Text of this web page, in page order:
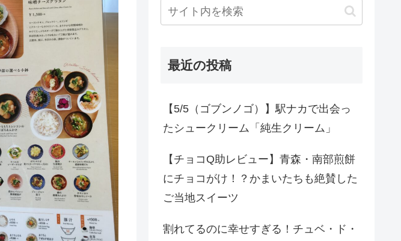
最近の投稿
【5/5（ゴブンノゴ）】駅ナカで出会っ
たシュークリーム「純生クリーム」
【チョコQ助レビュー】青森・南部煎餅
にチョコがけ！？かまいたちも絶賛した
ご当地スイーツ
割れてるのに幸せすぎる！チュベ・ド・